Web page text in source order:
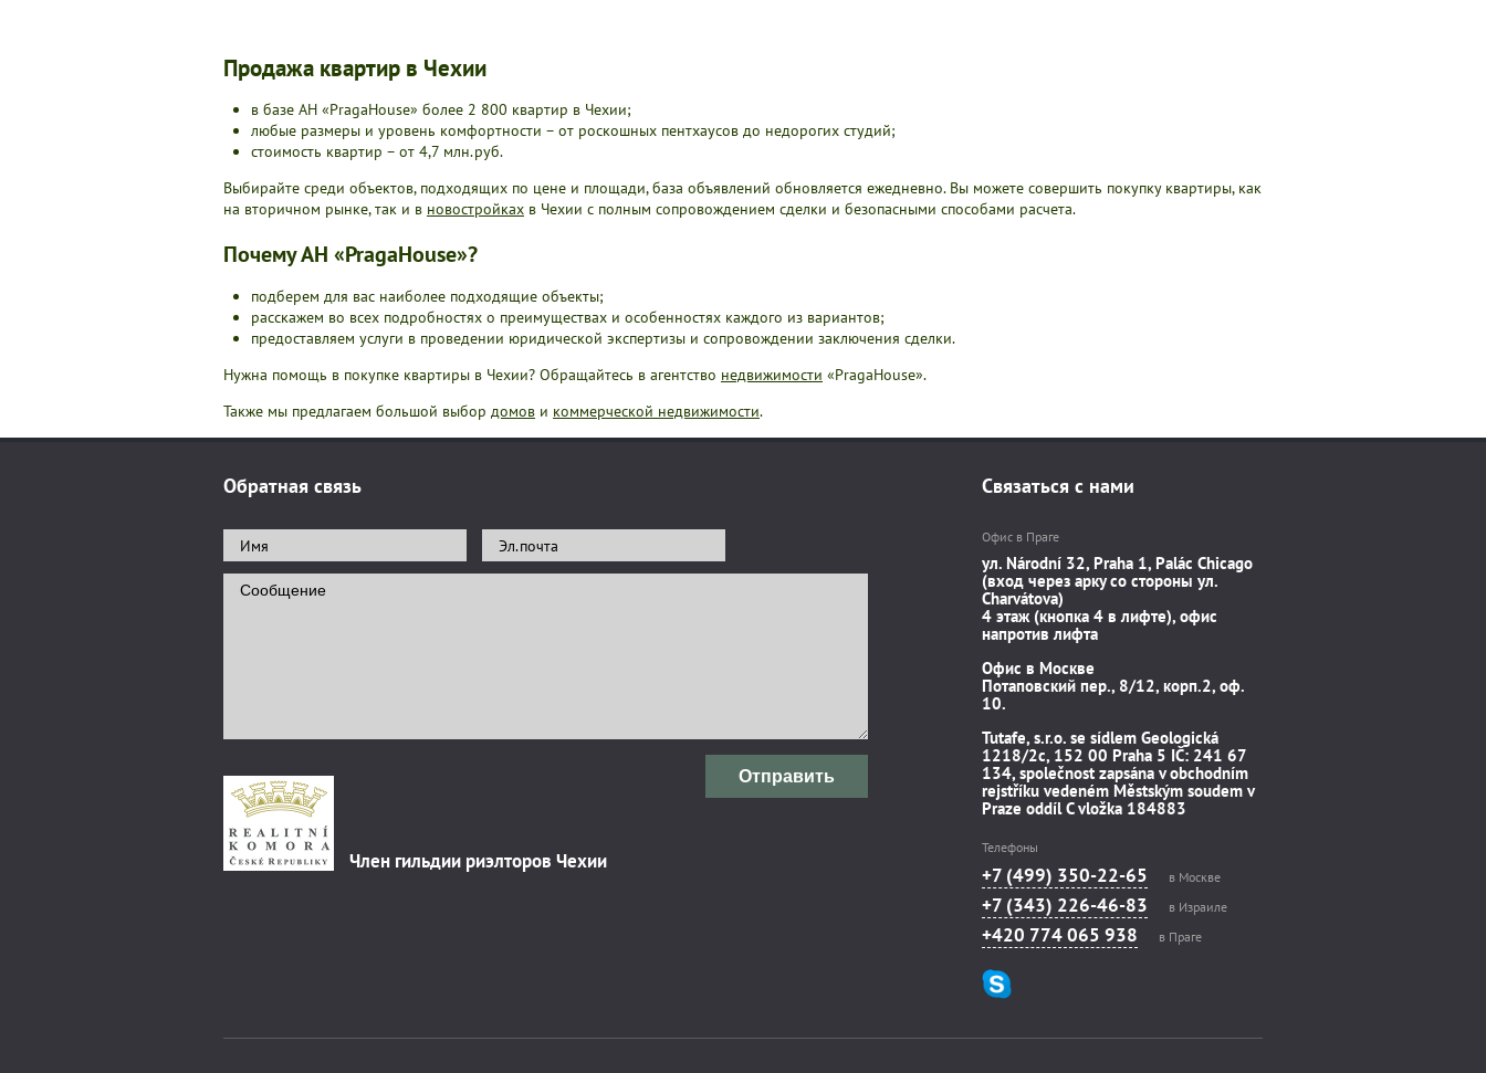
Продажа квартир в Чехии
в базе АН «PragaHouse» более 2 800 квартир в Чехии;
любые размеры и уровень комфортности – от роскошных пентхаусов до недорогих студий;
стоимость квартир – от 4,7 млн.руб.
Выбирайте среди объектов, подходящих по цене и площади, база объявлений обновляется ежедневно. Вы можете совершить покупку квартиры, как
на вторичном рынке, так и в новостройках в Чехии с полным сопровождением сделки и безопасными способами расчета.
Почему АН «PragaHouse»?
подберем для вас наиболее подходящие объекты;
расскажем во всех подробностях о преимуществах и особенностях каждого из вариантов;
предоставляем услуги в проведении юридической экспертизы и сопровождении заключения сделки.
Нужна помощь в покупке квартиры в Чехии? Обращайтесь в агентство недвижимости «PragaHouse».
Также мы предлагаем большой выбор домов и коммерческой недвижимости.
Обратная связь
Отправить
Член гильдии риэлторов Чехии
Связаться с нами
Офис в Праге
ул. Národní 32, Praha 1, Palác Chicago
(вход через арку со стороны ул.
Charvátova)
4 этаж (кнопка 4 в лифте), офис
напротив лифта
Офис в Москве
Потаповский пер., 8/12, корп.2, оф.
10.
Tutafe, s.r.o. se sídlem Geologická
1218/2c, 152 00 Praha 5 IČ: 241 67
134, společnost zapsána v obchodním
rejstříku vedeném Městským soudem v
Praze oddíl C vložka 184883
Телефоны
+7 (499) 350-22-65 в Москве
+7 (343) 226-46-83 в Израиле
+420 774 065 938 в Праге